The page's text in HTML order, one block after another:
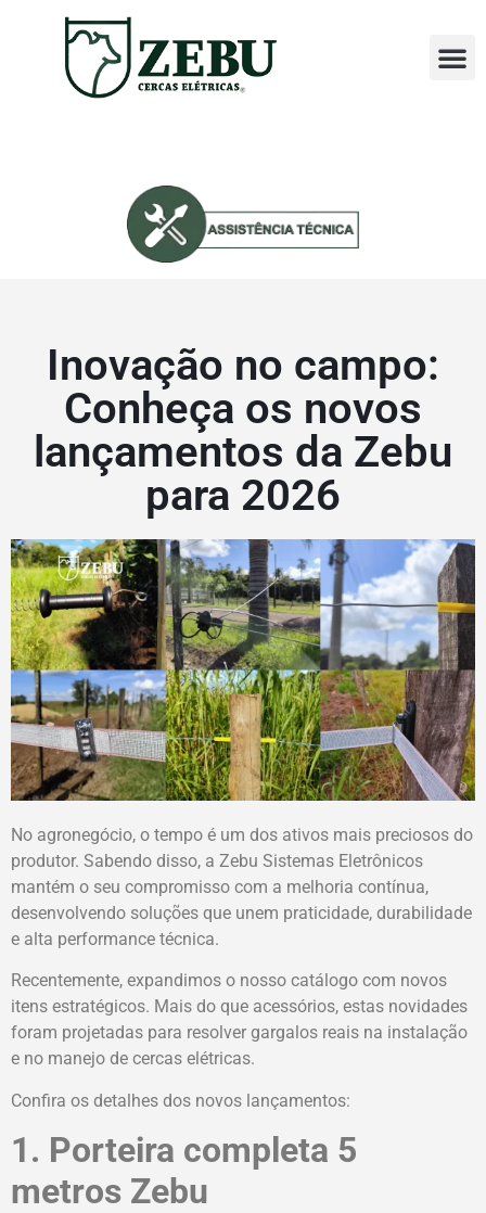
Inovação no campo:
Conheça os novos
lançamentos da Zebu
para 2026
No agronegócio, o tempo é um dos ativos mais preciosos do
produtor. Sabendo disso, a Zebu Sistemas Eletrônicos
mantém o seu compromisso com a melhoria contínua,
desenvolvendo soluções que unem praticidade, durabilidade
e alta performance técnica.
Recentemente, expandimos o nosso catálogo com novos
itens estratégicos. Mais do que acessórios, estas novidades
foram projetadas para resolver gargalos reais na instalação
e no manejo de cercas elétricas.
Confira os detalhes dos novos lançamentos:
1. Porteira completa 5
metros Zebu